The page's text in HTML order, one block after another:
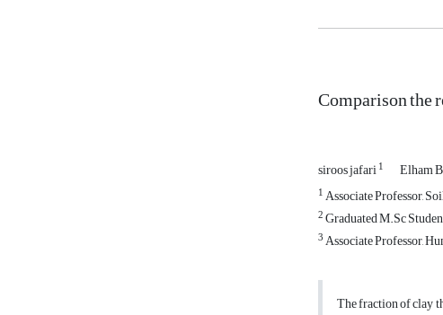
Comparison the
siroos jafari1 Elham
1Associate Professor,
2Graduated M.Sc
3Associate Professor,
The fraction of clay